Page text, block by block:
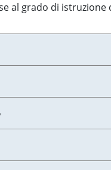
al grado di